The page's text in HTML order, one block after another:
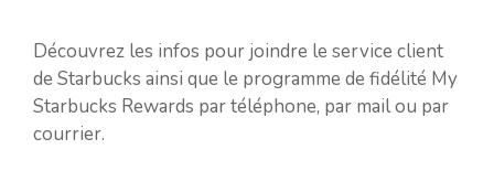
Découvrez les infos pour joindre le service client
de Starbucks ainsi que le programme de fidélité My
Starbucks Rewards par téléphone, par mail ou par
courrier.